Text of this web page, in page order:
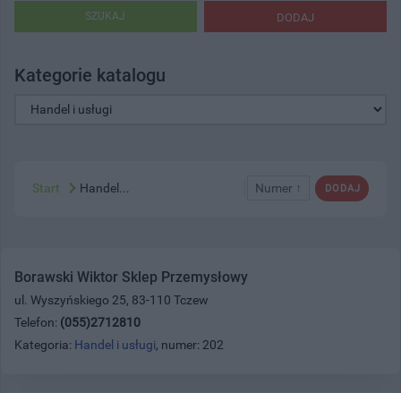
DODAJ
SZUKAJ
Kategorie katalogu
DODAJ
Numer ↑
Start Handel...
Borawski Wiktor Sklep Przemysłowy
ul. Wyszyńskiego 25, 83-110 Tczew
Telefon: (055)2712810
Kategoria: Handel i usługi, numer: 202